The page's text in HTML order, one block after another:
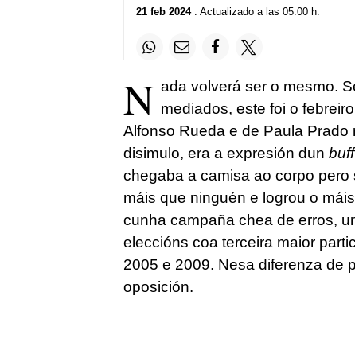
21 feb 2024. Actualizado a las 05:00 h.
N ada volverá ser o mesmo.
mediados, este foi o
Alfonso Rueda e de Paula
disimulo, era a expresión dun buff
chegaba a camisa ao corpo
máis que ninguén e logrou o
cunha campaña chea de erros,
eleccións coa terceira maior
2005 e 2009. Nesa diferenza de
oposición.